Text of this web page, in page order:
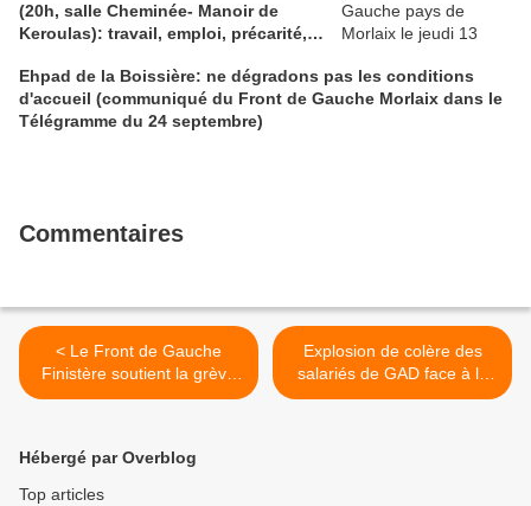
(20h, salle Cheminée- Manoir de
Keroulas): travail, emploi, précarité,
perspectives et propositions?
Ehpad de la Boissière: ne dégradons pas les conditions
d'accueil (communiqué du Front de Gauche Morlaix dans le
Télégramme du 24 septembre)
Commentaires
< Le Front de Gauche
Finistère soutient la grève
des cheminots du 13 juin
Explosion de colère des
salariés de GAD face à la
direction (Télégramme) >
Hébergé par Overblog
Top articles